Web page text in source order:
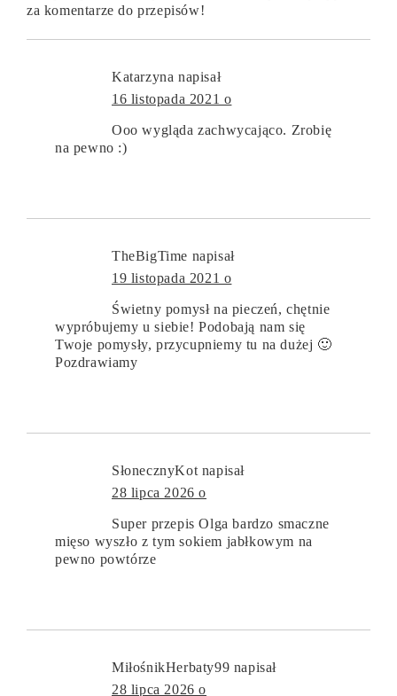
za komentarze do przepisów!
Katarzyna napisał
16 listopada 2021 o
Ooo wygląda zachwycająco. Zrobię
na pewno :)
TheBigTime napisał
19 listopada 2021 o
Świetny pomysł na pieczeń, chętnie
wypróbujemy u siebie! Podobają nam się
Twoje pomysły, przycupniemy tu na dużej 🙂
Pozdrawiamy
SłonecznyKot napisał
28 lipca 2026 o
Super przepis Olga bardzo smaczne
mięso wyszło z tym sokiem jabłkowym na
pewno powtórze
MiłośnikHerbaty99 napisał
28 lipca 2026 o